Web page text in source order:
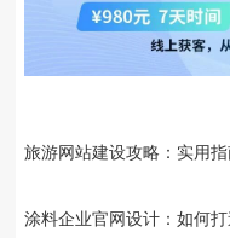
旅游网站建设攻略：实用
涂料企业官网设计：如何